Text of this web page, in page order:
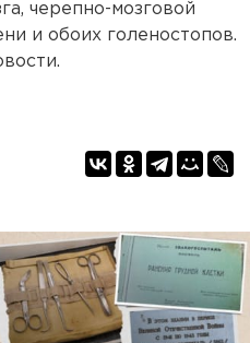
черепно-мозговой
и обоих голеностопов.